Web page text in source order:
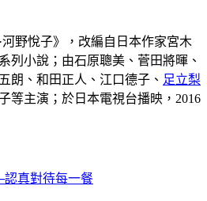
河野悅子》，改編自日本作家宮木
列小說；由石原聰美、菅田將暉、
朗、和田正人、江口德子、 足立梨
等主演；於日本電視台播映，2016
認真對待每一餐